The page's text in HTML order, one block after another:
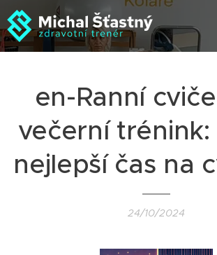
en-Ranní
večerní trénink:
nejlepší čas na
24/10/2024